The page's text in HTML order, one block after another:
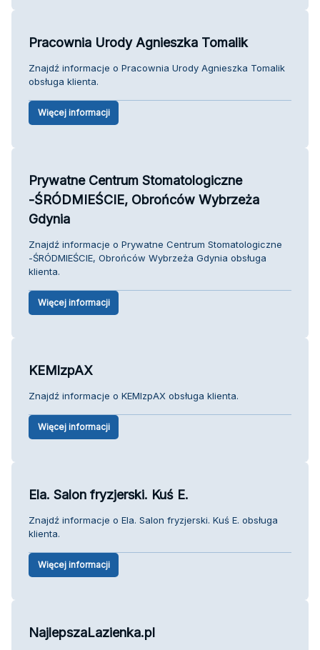
Pracownia Urody Agnieszka Tomalik
Znajdź informacje o Pracownia Urody Agnieszka Tomalik
obsługa klienta.
Więcej informacji
Prywatne Centrum Stomatologiczne
-ŚRÓDMIEŚCIE, Obrońców Wybrzeża
Gdynia
Znajdź informacje o Prywatne Centrum Stomatologiczne
-ŚRÓDMIEŚCIE, Obrońców Wybrzeża Gdynia obsługa
klienta.
Więcej informacji
KEMlzpAX
Znajdź informacje o KEMlzpAX obsługa klienta.
Więcej informacji
Ela. Salon fryzjerski. Kuś E.
Znajdź informacje o Ela. Salon fryzjerski. Kuś E. obsługa
klienta.
Więcej informacji
NajlepszaLazienka.pl